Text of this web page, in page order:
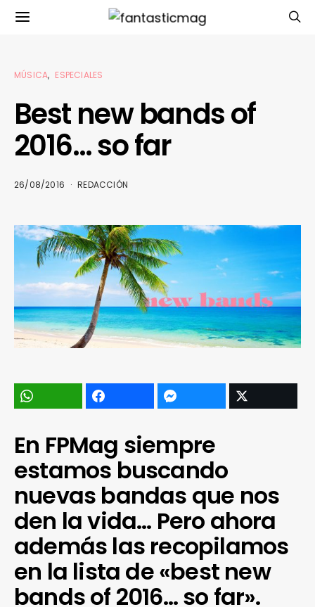
MÚSICA ESPECIALES
Best new bands of
2016… so far
26/08/2016 REDACCIÓN
En FPMag siempre
estamos buscando
nuevas bandas que nos
den la vida… Pero ahora
además las recopilamos
en la lista de «best new
bands of 2016… so far».